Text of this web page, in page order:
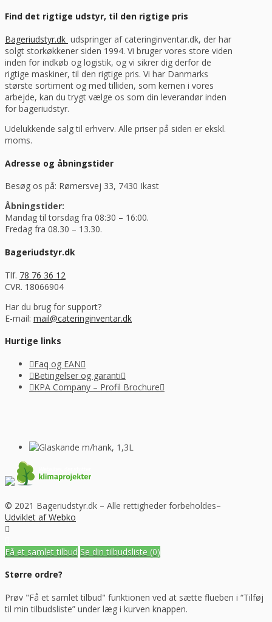
Find det rigtige udstyr, til den rigtige pris
Bageriudstyr.dk udspringer af cateringinventar.dk, der har
solgt storkøkkener siden 1994. Vi bruger vores store viden
inden for indkøb og logistik, og vi sikrer dig derfor de
rigtige maskiner, til den rigtige pris. Vi har Danmarks
største sortiment og med tilliden, som kernen i vores
arbejde, kan du trygt vælge os som din leverandør inden
for bageriudstyr.
Udelukkende salg til erhverv. Alle priser på siden er ekskl.
moms.
Adresse og åbningstider
Besøg os på: Rømersvej 33, 7430 Ikast
Åbningstider:
Mandag til torsdag fra 08:30 – 16:00.
Fredag fra 08.30 – 13.30.
Bageriudstyr.dk
Tlf. 78 76 36 12
CVR. 18066904
Har du brug for support?
E-mail: mail@cateringinventar.dk
Hurtige links
Faq og EAN
Betingelser og garanti
KPA Company – Profil Brochure
© 2021 Bageriudstyr.dk – Alle rettigheder forbeholdes–
Udviklet af Webko
Få et samlet tilbud Se din tilbudsliste (0)
Større ordre?
Prøv "Få et samlet tilbud" funktionen ved at sætte flueben i “Tilføj
til min tilbudsliste” under læg i kurven knappen.